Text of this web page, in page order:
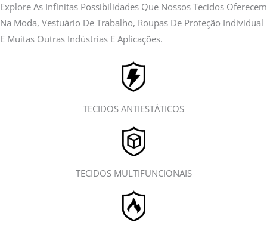
Explore As Infinitas Possibilidades Que Nossos Tecidos Oferecem
Na Moda, Vestuário De Trabalho, Roupas De Proteção Individual
E Muitas Outras Indústrias E Aplicações.
TECIDOS ANTIESTÁTICOS
TECIDOS MULTIFUNCIONAIS